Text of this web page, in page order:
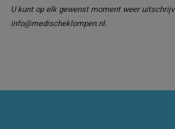
U kunt op elk gewenst moment weer
info@medischeklompen.nl.